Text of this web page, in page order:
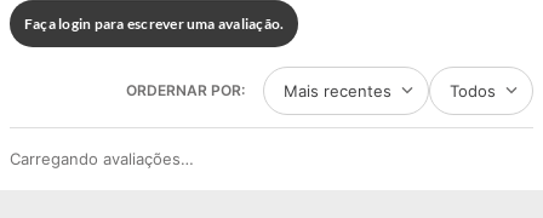
Faça login para escrever uma avaliação.
Mais recentes Todos
Carregando avaliações…